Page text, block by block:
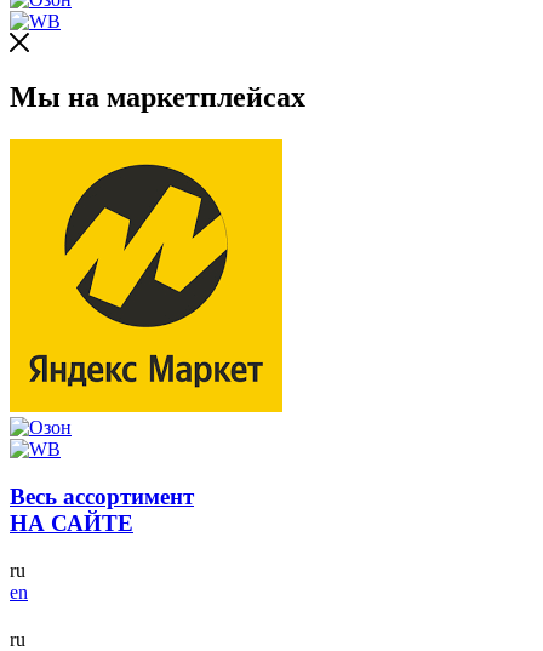
Мы на маркетплейсах
Весь ассортимент
НА САЙТЕ
ru
en
ru